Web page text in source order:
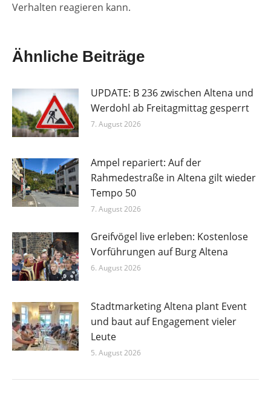
Verhalten reagieren kann.
Ähnliche Beiträge
UPDATE: B 236 zwischen Altena und
Werdohl ab Freitagmittag gesperrt
7. August 2026
Ampel repariert: Auf der
Rahmedestraße in Altena gilt wieder
Tempo 50
7. August 2026
Greifvögel live erleben: Kostenlose
Vorführungen auf Burg Altena
6. August 2026
Stadtmarketing Altena plant Event
und baut auf Engagement vieler
Leute
5. August 2026